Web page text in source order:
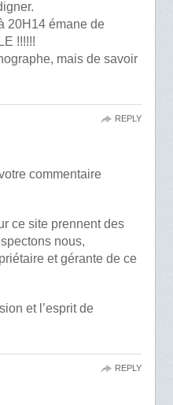
20H14 émane de
!!!!!!
mais de savoir
commentaire
ce site prennent des
nous,
et gérante de ce
et l’esprit de
REPLY
REPLY